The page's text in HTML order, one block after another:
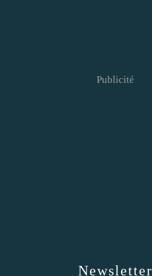
Newsletter
Publicité